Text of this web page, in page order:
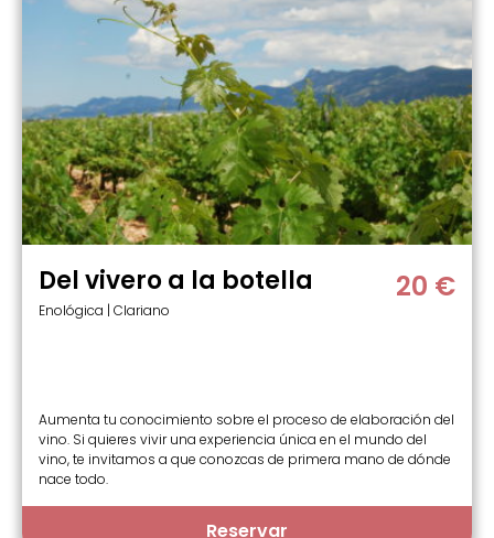
Del vivero a la botella
Enológica | Clariano
20 €
Aumenta tu conocimiento sobre el proceso de elaboración del
vino. Si quieres vivir una experiencia única en el mundo del
vino, te invitamos a que conozcas de primera mano de dónde
nace todo.
Reservar